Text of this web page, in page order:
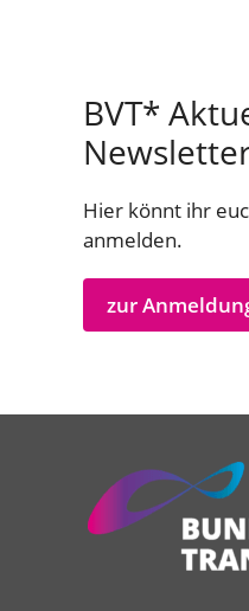
BVT*
Hier könnt ihr
anmelden.
zur